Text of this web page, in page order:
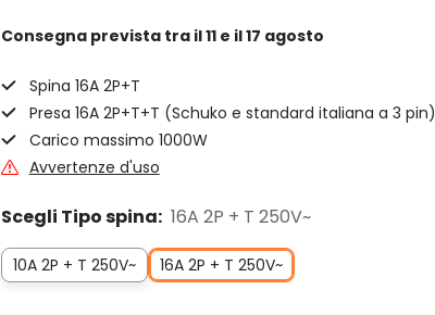
Consegna prevista tra il 11 e il 17 agosto
Spina 16A 2P+T
Presa 16A 2P+T+T (Schuko e standard italiana a 3 pin)
Carico massimo 1000W
Avvertenze d'uso
Scegli Tipo spina: 16A 2P + T 250V~
10A 2P + T 250V~ 16A 2P + T 250V~